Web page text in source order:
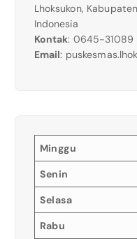
Lhoksukon,
Indonesia
Kontak: 0645-31089
Email:
Minggu
Senin
Selasa
Rabu